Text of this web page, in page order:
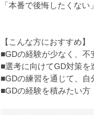
「本番で後悔したくな
【こんな方におすすめ】
■GDの経験が少なく、不
■選考に向けてGD対策を
■GDの練習を通じて、自
■GDの経験を積みたい方